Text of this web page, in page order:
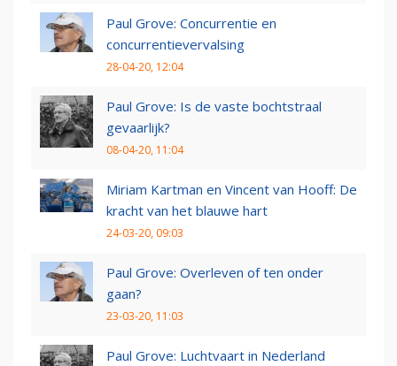
Paul Grove: Concurrentie en
concurrentievervalsing
28-04-20, 12:04
Paul Grove: Is de vaste bochtstraal
gevaarlijk?
08-04-20, 11:04
Miriam Kartman en Vincent van Hooff: De
kracht van het blauwe hart
24-03-20, 09:03
Paul Grove: Overleven of ten onder
gaan?
23-03-20, 11:03
Paul Grove: Luchtvaart in Nederland